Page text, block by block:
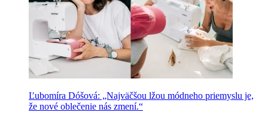
Ľubomíra Dóšová: „Najväčšou lžou módneho priemyslu je,
že nové oblečenie nás zmení.“